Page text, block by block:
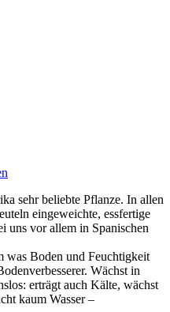
sehr beliebte Pflanze. In allen
eingeweichte, essfertige
uns vor allem in Spanischen
was Boden und Feuchtigkeit
Wächst in
erträgt auch Kälte, wächst
kaum Wasser –